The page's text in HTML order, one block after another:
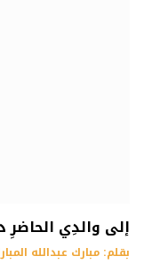
إلى والدِي
بقلم: مبارك عبدالله